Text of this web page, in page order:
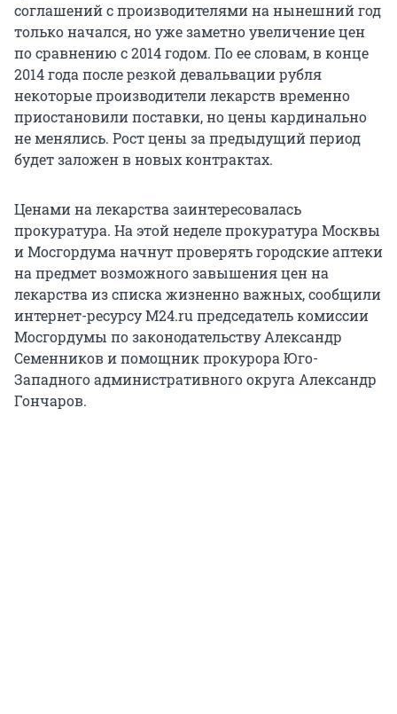
соглашений с производителями на нынешний год
только начался, но уже заметно увеличение цен
по сравнению с 2014 годом. По ее словам, в конце
2014 года после резкой девальвации рубля
некоторые производители лекарств временно
приостановили поставки, но цены кардинально
не менялись. Рост цены за предыдущий период
будет заложен в новых контрактах.
Ценами на лекарства заинтересовалась
прокуратура. На этой неделе прокуратура Москвы
и Мосгордума начнут проверять городские аптеки
на предмет возможного завышения цен на
лекарства из списка жизненно важных, сообщили
интернет-ресурсу M24.ru председатель комиссии
Мосгордумы по законодательству Александр
Семенников и помощник прокурора Юго-
Западного административного округа Александр
Гончаров.